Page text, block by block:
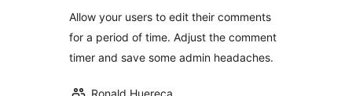
Allow your users to edit their comments
for a period of time. Adjust the comment
timer and save some admin headaches.
Ronald Huereca